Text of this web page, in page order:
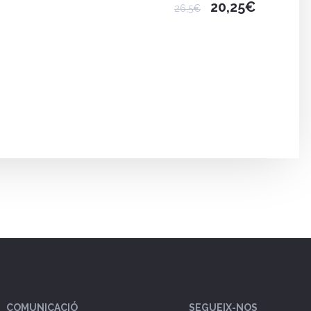
26,5€
20,25€
COMUNICACIÓ SEGUEIX-NOS